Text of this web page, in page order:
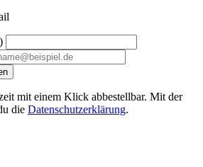
mit einem Klick abbestellbar. Mit der
die Datenschutzerklärung.